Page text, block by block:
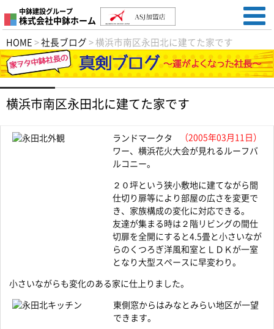
中鉢建設グループ
株式会社中鉢ホーム
HOME > 社長ブログ > 横浜市南区永田北に建てた家です
横浜市南区永田北に建てた家です
（2005年03月11日）
ランドマークタ
ワー、横浜花火大会が見れるルーフバ
ルコニー。
２０坪という狭小敷地に建てながら間
仕切り扉等により部屋の広さを変更で
き、家族構成の変化に対応できる。
友達が集まる時は２階リビングの間仕
切扉を全開にすると4.5畳と小さいなが
らのくつろぎ洋風和室とＬＤＫが一室
となり大型スペースに早変わり。
小さいながらも変化のある家に仕上りました。
東側窓からはみなとみらい地区が一望
できます。